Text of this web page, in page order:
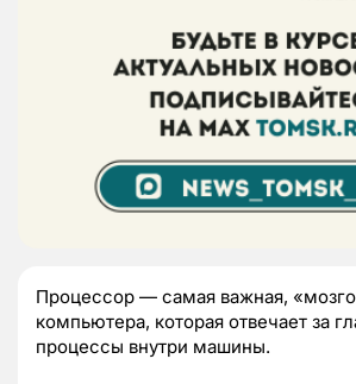
Процессор — самая важная,
компьютера, которая отвечает за
процессы внутри машины.